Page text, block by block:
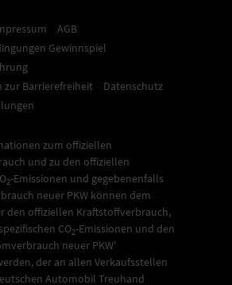
AGB
Gewinnspiel
Barrierefreiheit
Datenschutz
zum offiziellen
und zu den offiziellen
2-Emissionen und gegebenenfalls
neuer PKW können dem
den offiziellen Kraftstoffverbrauch,
CO2-Emissionen und den
neuer PKW'
der an allen Verkaufsstellen
Automobil Treuhand